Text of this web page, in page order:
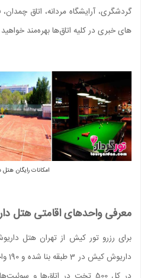
گردشگرى، آرایشگاه مردانه، اتاق
هاى خبرى در کليه اتاق‌ها بهره‌مند
امکانات رایگان
معرفی واحدهای اقامتی هتل
برای رزرو تور کیش از تهران هتل